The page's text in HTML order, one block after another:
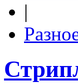
|